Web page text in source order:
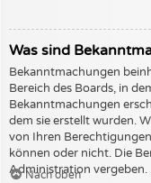
Was sind
Bekanntmachungen
Bereich des Boards, in
Bekanntmachungen
dem sie erstellt wurden.
von Ihren
können oder nicht. Die
Administration vergeben.
Nach oben